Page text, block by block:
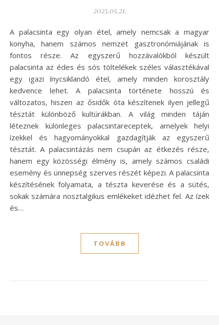
2025.05.21.
A palacsinta egy olyan étel, amely nemcsak a magyar
konyha, hanem számos nemzet gasztronómiájának is
fontos része. Az egyszerű hozzávalókból készült
palacsinta az édes és sós töltelékek széles választékával
egy igazi ínycsiklandó étel, amely minden korosztály
kedvence lehet. A palacsinta története hosszú és
változatos, hiszen az ősidők óta készítenek ilyen jellegű
tésztát különböző kultúrákban. A világ minden táján
léteznek különleges palacsintareceptek, amelyek helyi
ízekkel és hagyományokkal gazdagítják az egyszerű
tésztát. A palacsintázás nem csupán az étkezés része,
hanem egy közösségi élmény is, amely számos családi
esemény és ünnepség szerves részét képezi. A palacsinta
készítésének folyamata, a tészta keverése és a sütés,
sokak számára nosztalgikus emlékeket idézhet fel. Az ízek
és…
TOVÁBB